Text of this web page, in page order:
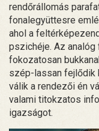
rendőrállomás
fonalegyüttesre
ahol a
pszichéje. Az
fokozatosan
szép-lassan fejlődik
válik a rendezői én
valami titokzatos
igazságot.